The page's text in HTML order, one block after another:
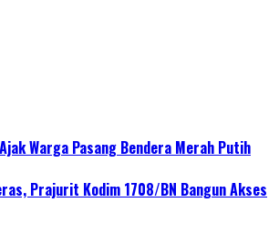
Warga Pasang Bendera Merah Putih
Prajurit Kodim 1708/BN Bangun Akses